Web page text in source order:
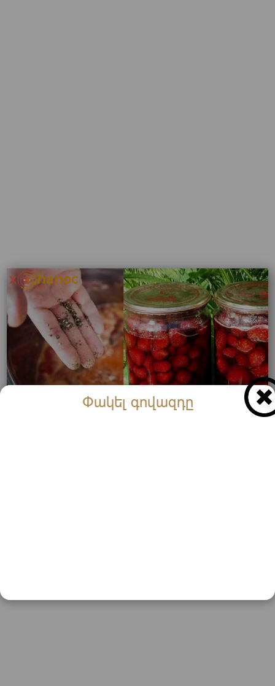
Փակել գովազդը